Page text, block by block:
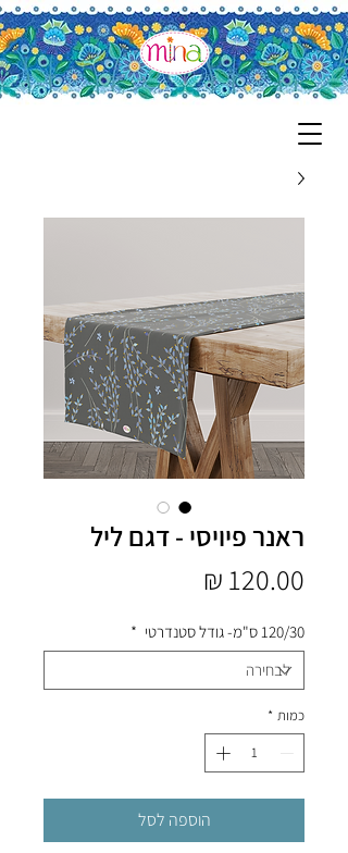
ראנר פיויסי - דגם ליל
120/30 ס"מ- גודל סטנדרטי *
כמות *
הוספה לסל